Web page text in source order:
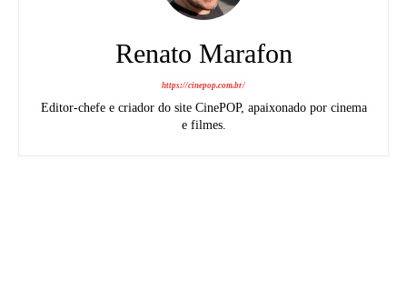
Renato Marafon
https://cinepop.com.br/
Editor-chefe e criador do site CinePOP, apaixonado por cinema
e filmes.